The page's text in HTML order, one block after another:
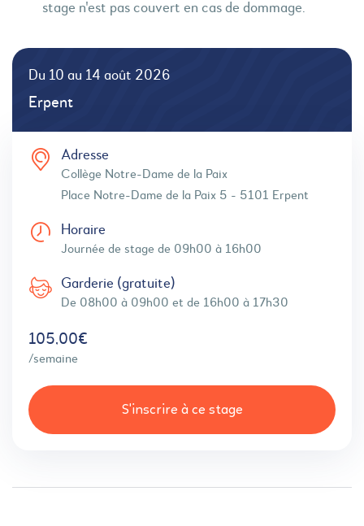
stage n'est pas couvert en cas de dommage.
Du 10 au 14 août 2026
Erpent
Adresse
Collège Notre-Dame de la Paix
Place Notre-Dame de la Paix 5 - 5101 Erpent
Horaire
Journée de stage de 09h00 à 16h00
Garderie (gratuite)
De 08h00 à 09h00 et de 16h00 à 17h30
105,00€
/semaine
S'inscrire à ce stage